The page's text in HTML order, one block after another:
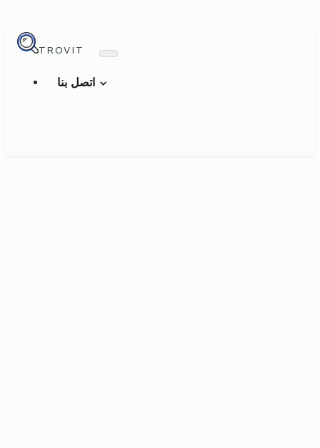
TROVIT